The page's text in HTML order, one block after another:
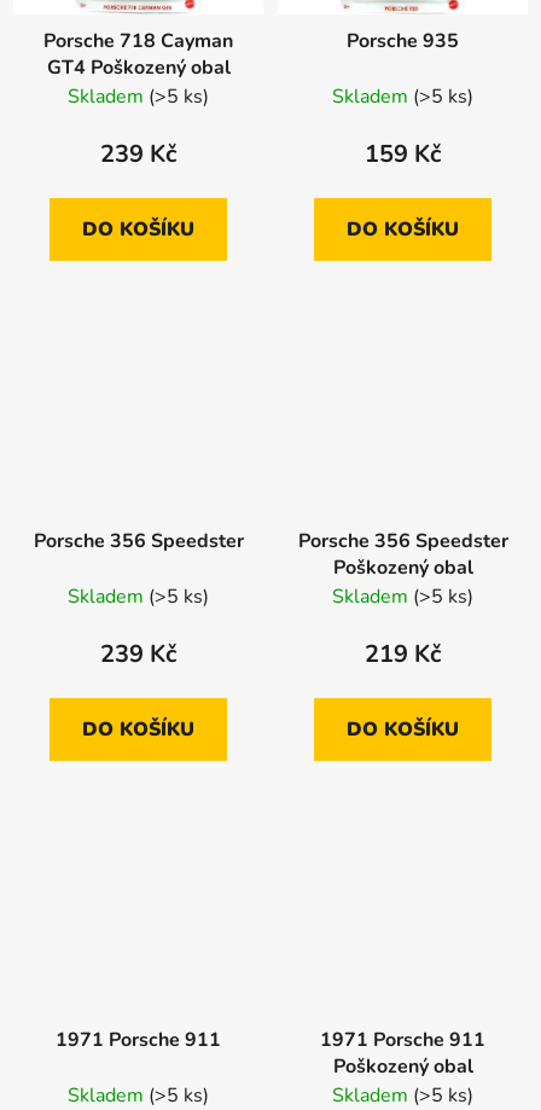
Porsche 718 Cayman
GT4 Poškozený obal
Skladem (>5 ks)
239 Kč
DO KOŠÍKU
Porsche 935
Skladem (>5 ks)
159 Kč
DO KOŠÍKU
Porsche 356 Speedster
Skladem (>5 ks)
239 Kč
DO KOŠÍKU
Porsche 356 Speedster
Poškozený obal
Skladem (>5 ks)
219 Kč
DO KOŠÍKU
1971 Porsche 911
Skladem (>5 ks)
1971 Porsche 911
Poškozený obal
Skladem (>5 ks)